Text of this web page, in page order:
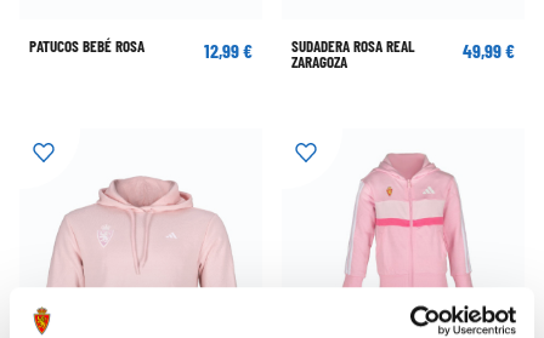
PATUCOS BEBÉ ROSA 12,99 €
SUDADERA ROSA REAL
ZARAGOZA
49,99 €